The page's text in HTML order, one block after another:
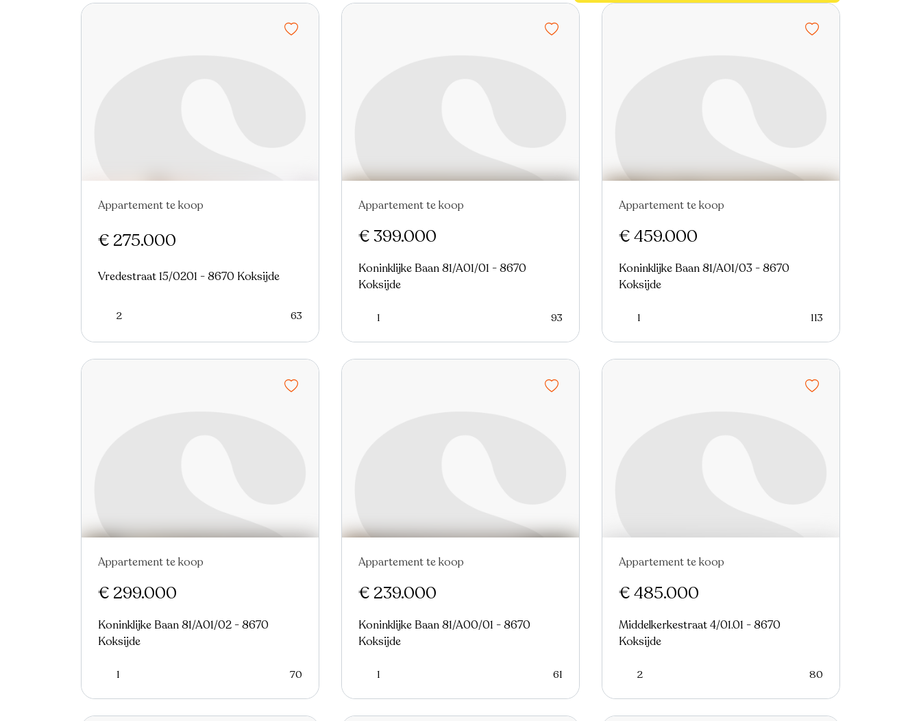
Nieuw
Appartement te koop
€ 275.000
Vredestraat 15/0201 - 8670 Koksijde
2 63
Nieuw
Appartement te koop
€ 399.000
Koninklijke Baan 81/A01/01 - 8670
Koksijde
1 93
Nieuw
Appartement te koop
€ 459.000
Koninklijke Baan 81/A01/03 - 8670
Koksijde
1 113
Nieuw
Appartement te koop
€ 299.000
Koninklijke Baan 81/A01/02 - 8670
Koksijde
1 70
Nieuw
Appartement te koop
€ 239.000
Koninklijke Baan 81/A00/01 - 8670
Koksijde
1 61
Nieuw
Appartement te koop
€ 485.000
Middelkerkestraat 4/01.01 - 8670
Koksijde
2 80